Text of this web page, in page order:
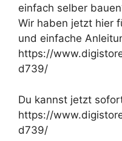
einfach selber
Wir haben jetzt hier
und einfache
https://
d739/
Du kannst jetzt
https://
d739/